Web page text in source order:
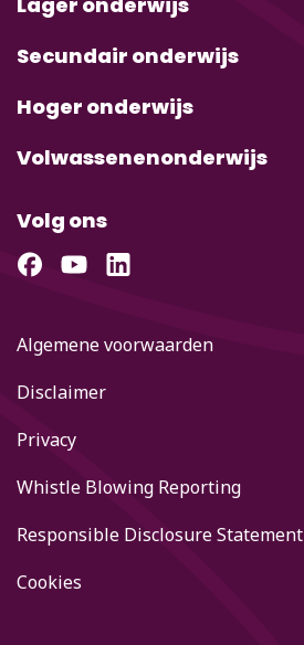
Secundair onderwijs
Hoger onderwijs
Volwassenenonderwijs
Volg ons
Algemene voorwaarden
Disclaimer
Privacy
Whistle Blowing Reporting
Responsible Disclosure Statement
Cookies